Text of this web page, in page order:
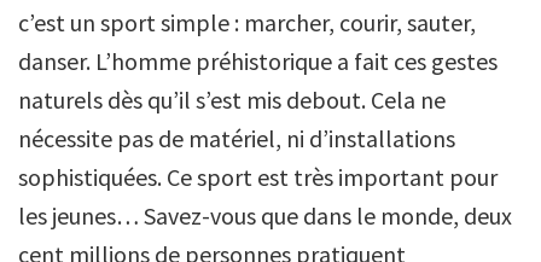
c’est un sport simple : marcher, courir, sauter,
danser. L’homme préhistorique a fait ces gestes
naturels dès qu’il s’est mis debout. Cela ne
nécessite pas de matériel, ni d’installations
sophistiquées. Ce sport est très important pour
les jeunes… Savez-vous que dans le monde, deux
cent millions de personnes pratiquent